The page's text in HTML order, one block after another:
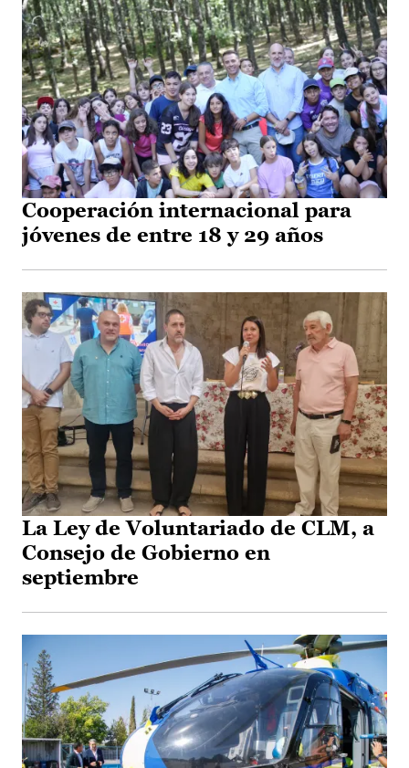
Cooperación internacional para
jóvenes de entre 18 y 29 años
La Ley de Voluntariado de CLM, a
Consejo de Gobierno en
septiembre